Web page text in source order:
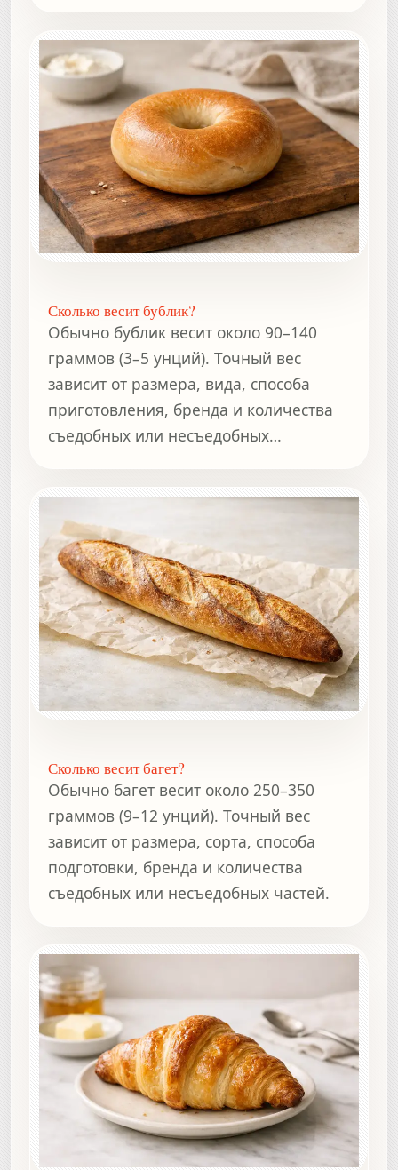
Сколько весит бублик?
Обычно бублик весит около 90–140
граммов (3–5 унций). Точный вес
зависит от размера, вида, способа
приготовления, бренда и количества
съедобных или несъедобных
Сколько весит багет?
Обычно багет весит около 250–350
граммов (9–12 унций). Точный вес
зависит от размера, сорта, способа
подготовки, бренда и количества
съедобных или несъедобных частей.